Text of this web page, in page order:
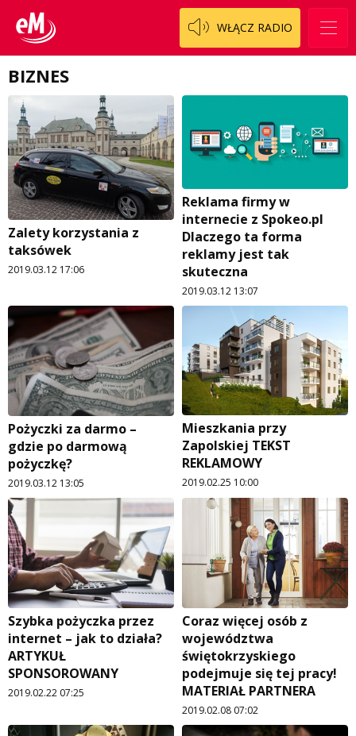
WŁĄCZ RADIO
BIZNES
Zalety korzystania z
taksówek
2019.03.12 17:06
Reklama firmy w
internecie z Spokeo.pl
Dlaczego ta forma
reklamy jest tak
skuteczna
2019.03.12 13:07
Pożyczki za darmo –
gdzie po darmową
pożyczkę?
2019.03.12 13:05
Mieszkania przy
Zapolskiej TEKST
REKLAMOWY
2019.02.25 10:00
Szybka pożyczka przez
internet – jak to działa?
ARTYKUŁ
SPONSOROWANY
2019.02.22 07:25
Coraz więcej osób z
województwa
świętokrzyskiego
podejmuje się tej pracy!
MATERIAŁ PARTNERA
2019.02.08 07:02